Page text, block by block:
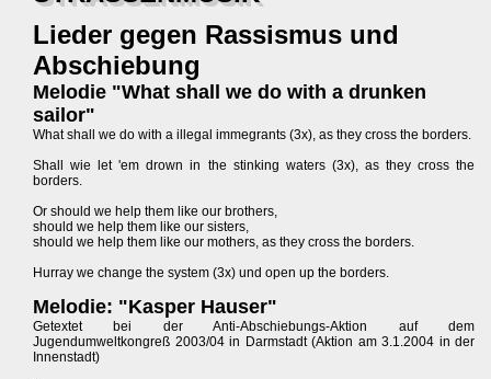
Lieder gegen Rassismus und
Abschiebung
Melodie "What shall we do with a drunken
sailor"
What shall we do with a illegal immegrants (3x), as they cross the borders.
Shall wie let 'em drown in the stinking waters (3x), as they cross the
borders.
Or should we help them like our brothers,
should we help them like our sisters,
should we help them like our mothers, as they cross the borders.
Hurray we change the system (3x) und open up the borders.
Melodie: "Kasper Hauser"
Getextet bei der Anti-Abschiebungs-Aktion auf dem
Jugendumweltkongreß 2003/04 in Darmstadt (Aktion am 3.1.2004 in der
Innenstadt)